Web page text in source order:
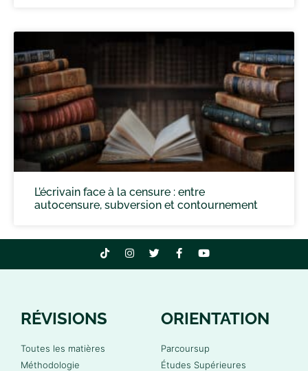
L’écrivain face à la censure : entre
autocensure, subversion et contournement
RÉVISIONS
Toutes les matières
Méthodologie
ORIENTATION
Parcoursup
Études Supérieures